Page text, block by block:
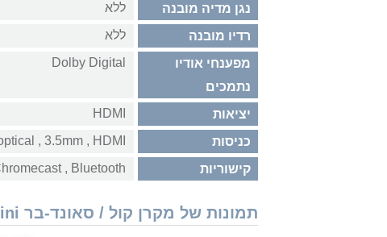
נגן מדיה מובנה ללא
רדיו מובנה ללא
מפענחי אודיו
נתמכים
Dolby Digital
יציאות HDMI
כניסות HDMI‏ , ‏3.5mm‏ , ‏optical
קישוריות Bluetooth‏ , ‏Chromecast
תמונות של מקרן קול / סאונד-בר Polk Audio MagniFi Mini